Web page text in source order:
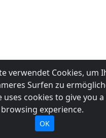
verwendet Cookies, um
Surfen zu
uses cookies to give you
browsing experience.
OK